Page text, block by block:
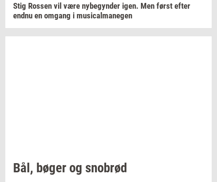
Stig Ros­sen vil være ny­be­gyn­der igen. Men først efter
endnu en om­gang i mu­si­cal­ma­ne­gen
Bål, bøger og sno­brød